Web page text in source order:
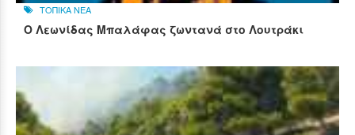
ΤΟΠΙΚΑ ΝΕΑ
Ο Λεωνίδας Μπαλάφας ζωντανά στο Λουτράκι